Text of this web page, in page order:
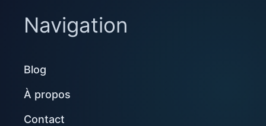
Navigation
Blog
À propos
Contact